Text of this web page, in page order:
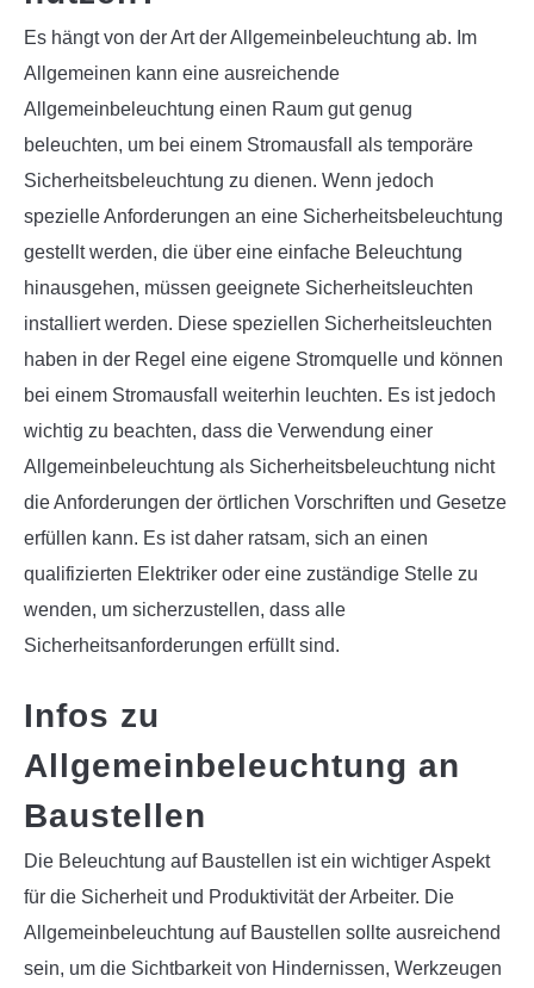
Es hängt von der Art der Allgemeinbeleuchtung ab. Im
Allgemeinen kann eine ausreichende
Allgemeinbeleuchtung einen Raum gut genug
beleuchten, um bei einem Stromausfall als temporäre
Sicherheitsbeleuchtung zu dienen. Wenn jedoch
spezielle Anforderungen an eine Sicherheitsbeleuchtung
gestellt werden, die über eine einfache Beleuchtung
hinausgehen, müssen geeignete Sicherheitsleuchten
installiert werden. Diese speziellen Sicherheitsleuchten
haben in der Regel eine eigene Stromquelle und können
bei einem Stromausfall weiterhin leuchten. Es ist jedoch
wichtig zu beachten, dass die Verwendung einer
Allgemeinbeleuchtung als Sicherheitsbeleuchtung nicht
die Anforderungen der örtlichen Vorschriften und Gesetze
erfüllen kann. Es ist daher ratsam, sich an einen
qualifizierten Elektriker oder eine zuständige Stelle zu
wenden, um sicherzustellen, dass alle
Sicherheitsanforderungen erfüllt sind.
Infos zu
Allgemeinbeleuchtung an
Baustellen
Die Beleuchtung auf Baustellen ist ein wichtiger Aspekt
für die Sicherheit und Produktivität der Arbeiter. Die
Allgemeinbeleuchtung auf Baustellen sollte ausreichend
sein, um die Sichtbarkeit von Hindernissen, Werkzeugen